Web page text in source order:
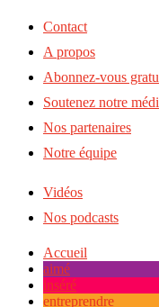
Contact
A propos
Abonnez-vous
Soutenez notre
Nos partenaires
Notre équipe
Vidéos
Nos podcasts
Accueil
aimé
inséré
entreprendre